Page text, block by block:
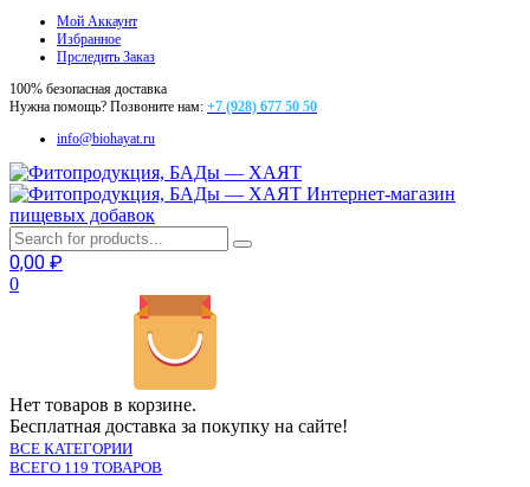
Мой Аккаунт
Избранное
Прследить Заказ
100% безопасная доставка
Нужна помощь? Позвоните нам: +7 (928) 677 50 50
info@biohayat.ru
Интернет-магазин
пищевых добавок
0,00 ₽
0
Нет товаров в корзине.
Бесплатная доставка за покупку на сайте!
ВСЕ КАТЕГОРИИ
ВСЕГО 119 ТОВАРОВ